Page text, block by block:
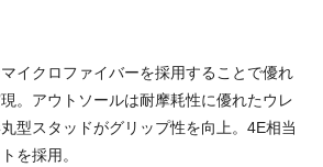
イクロファイバーを採用することで優れ
。アウトソールは耐摩耗性に優れたウレ
型スタッドがグリップ性を向上。4E相当
ストを採用。